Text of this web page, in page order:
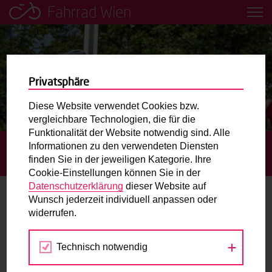
Fahrrad Wien
Leih dir einfach ein Transportfahrrad in deiner Nähe aus!
Mobilitätsbildung für Kinder und
Jugendliche
Radweg-Projektkarte
Routenplaner
Mit dem Fahrrad in Wien unterwegs? Hier finden Sie die
beste Route.
Wunschbox
Sie haben ein Anliegen zum Radverkehr? Schreiben Sie
STARTSEITE BLOG
„ICH HABE NICHT ERWARTET, DASS
ICH NACH EINER WOCHE RAD FAHREN KANN“
„Ich habe nicht erwartet, dass ich nach
einer Woche Rad fahren kann“
Privatsphäre
Diese Website verwendet Cookies bzw.
vergleichbare Technologien, die für die
Funktionalität der Website notwendig sind. Alle
Informationen zu den verwendeten Diensten
finden Sie in der jeweiligen Kategorie. Ihre
Cookie-Einstellungen können Sie in der
Datenschutzerklärung dieser Website auf
Wunsch jederzeit individuell anpassen oder
widerrufen.
Technisch notwendig